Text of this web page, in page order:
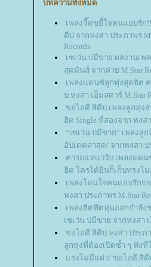
บทความทั้งหมด
เพลงจี๊ดขยี้ใจคนแอบรัก
ดีบ่ จากหงสา ประภาพร
Records
เซเว่น บ่มีขาย ผลงานเพ
สุดมันส์ จากค่าย M.Star
เพลงแดนซ์ลูกทุ่งสุดฮิต
บ หงสา เอ็มสตาร์ M.Star
ขอไอดี สิดีบ่ เพลงลูกทุ่ง
ฮิต Single ที่สองจาก หงส
“เซเว่น บ่มีขาย” เพลงลู
อัปเดตล่าสุด! จากหงสา
คารถแห่แววับ เพลงแด
ฮิต ใครได้ยินก็เก็บทรงไม่
เพลงโดนใจคนแอบรักข
หงสา ประภาพร M.Star
เพลงฮิตฟิตหุ่นออกกำลัง
เซเว่น บ่มีขาย จากหงสา
ขอไอดี สิดีบ่ หงสา ประภ
ลูกทุ่งที่ต้องเปิดซ้ำ ๆ ฟังที
รงไม่มีแผ่ว! ขอไอดี สิดี